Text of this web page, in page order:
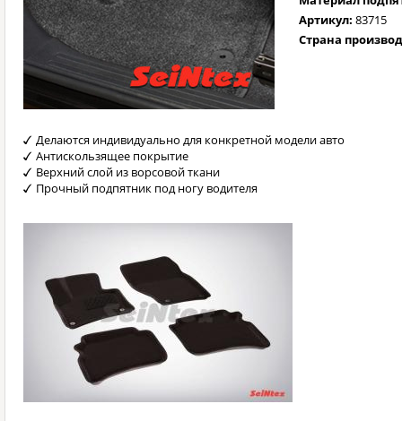
Артикул:83715
Страна
Делаются индивидуально для конкретной модели авто
Антискользящее покрытие
Верхний слой из ворсовой ткани
Прочный подпятник под ногу водителя